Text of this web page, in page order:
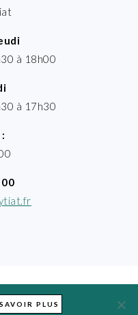
à 18h00
à 17h30
PLUS